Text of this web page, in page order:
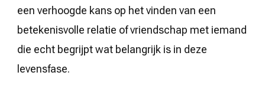
een verhoogde kans op het vinden van een
betekenisvolle relatie of vriendschap met iemand
die echt begrijpt wat belangrijk is in deze
levensfase.